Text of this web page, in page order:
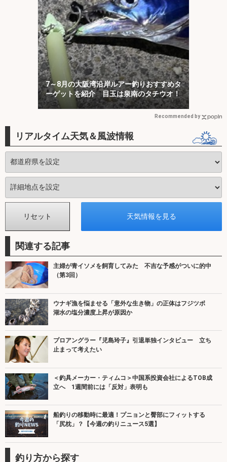
7～8月の大阪湾沿岸ルアー釣りおすすめタ
ーゲットを紹介 目玉は泉南のタチウオ！
Recommended by
リアルタイム天気＆風波情報
関連する記事
主婦が青イソメを飼育してみた 不吉な予感がついに的中
（第3回）
ウナギ漁を悩ませる「意外な生き物」の正体はフジツボ
湖水の塩分濃度上昇が原因か
プロアングラー『児島玲子』引退単独インタビュー 立ち
止まって考えたい
＜釣具メーカー・ティムコ＞中国系投資会社によるTOB成
立へ 1週間前には「反対」表明も
船釣りの移動時に最適！プニョンと臀部にフィットする
「尻枕」？【今週の釣りニュース5選】
釣り方から探す